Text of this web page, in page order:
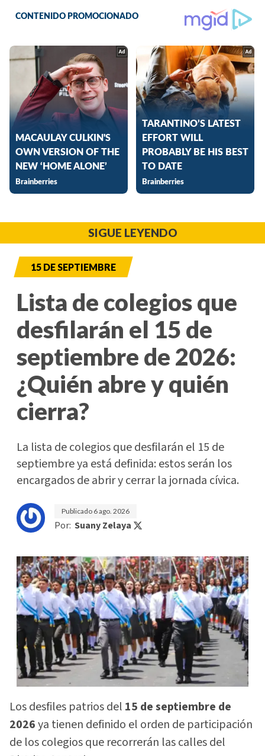
SIGUE LEYENDO
15 DE SEPTIEMBRE
Lista de colegios que
desfilarán el 15 de
septiembre de 2026:
¿Quién abre y quién
cierra?
La lista de colegios que desfilarán el 15 de
septiembre ya está definida: estos serán los
encargados de abrir y cerrar la jornada cívica.
Publicado 6 ago. 2026
Por: Suany Zelaya
Los desfiles patrios del 15 de septiembre de
2026ya tienen definido el orden de participación
de los colegios que recorrerán las calles del